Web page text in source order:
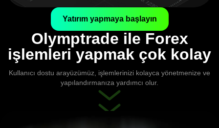
Yatırım yapmaya başlayın
Olymptrade ile Forex
işlemleri yapmak çok kolay
Kullanıcı dostu arayüzümüz, işlemlerinizi kolayca yönetmenize ve
yapılandırmanıza yardımcı olur.